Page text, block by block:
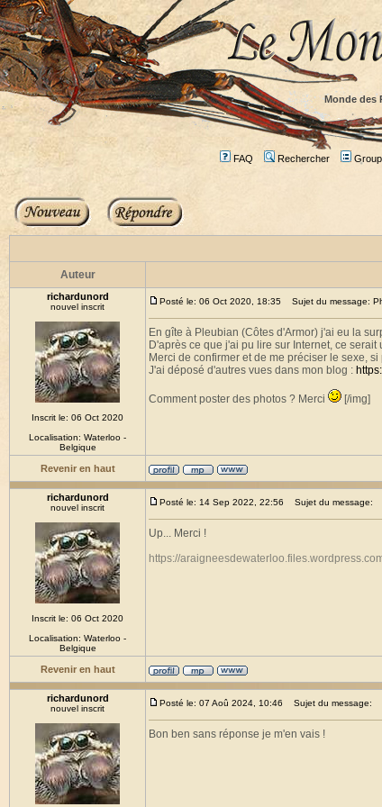
Monde des
FAQ Rechercher
Auteur
richardunord
nouvel inscrit
Inscrit le: 06 Oct 2020
Localisation: Waterloo -
Belgique
Posté le: 06 Oct 2020, 18:35 Sujet du message:
En gîte à Pleubian (Côtes d'Armor) j'ai eu la
D'après ce que j'ai pu lire sur Internet, ce
Merci de confirmer et de me préciser le sexe,
J'ai déposé d'autres vues dans mon blog :
Comment poster des photos ? Merci [/img]
Revenir en haut
richardunord
nouvel inscrit
Inscrit le: 06 Oct 2020
Localisation: Waterloo -
Belgique
Posté le: 14 Sep 2022, 22:56 Sujet du message:
Up... Merci !
https://
Revenir en haut
richardunord
nouvel inscrit
Posté le: 07 Aoû 2024, 10:46 Sujet du message:
Bon ben sans réponse je m'en vais !